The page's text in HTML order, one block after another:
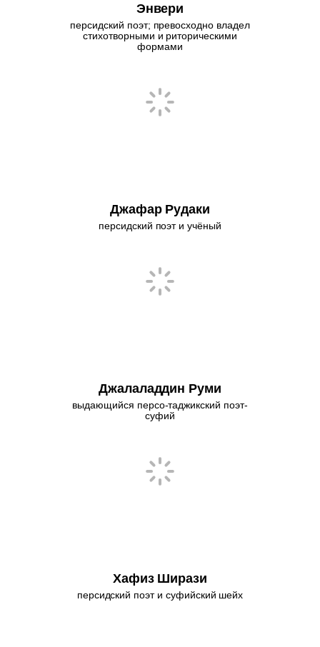
Энвери
персидский поэт; превосходно владел
стихотворными и риторическими
формами
Джафар Рудаки
персидский поэт и учёный
Джалаладдин Руми
выдающийся персо-таджикский поэт-
суфий
Хафиз Ширази
персидский поэт и суфийский шейх